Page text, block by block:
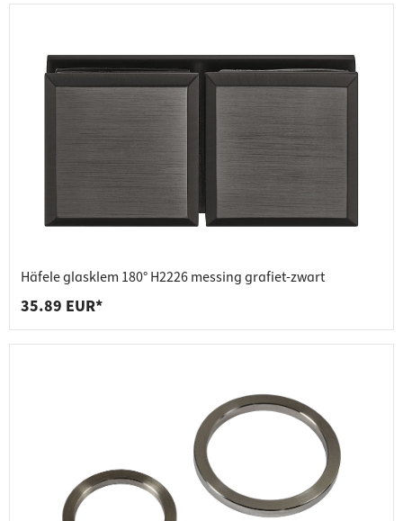
Häfele glasklem 180° H2226 messing grafiet-zwart
35.89 EUR*